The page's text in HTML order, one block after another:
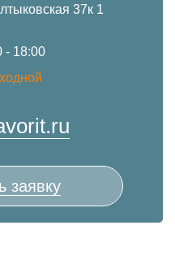
37к 1
- 18:00
заявку